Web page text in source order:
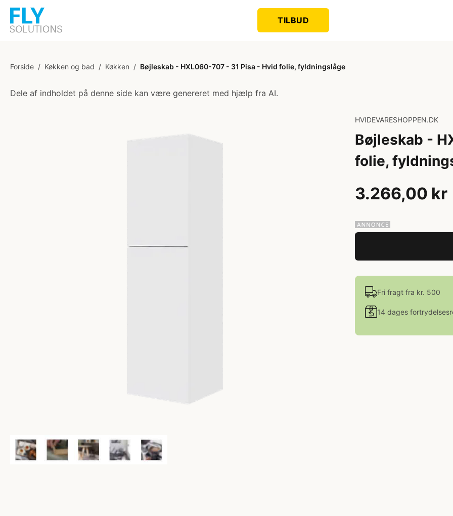
TILBUD
Forside / Køkken og bad / Køkken / Bøjleskab - HXL060-707 - 31 Pisa - Hvid folie, fyldningslåge
Dele af indholdet på denne side kan være genereret med hjælp fra AI.
HVIDEVARESHOPPEN.DK
Bøjleskab -
folie,
3.266,00 kr
Fri fragt fra kr. 500
14 dages